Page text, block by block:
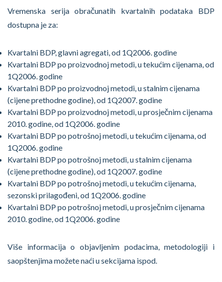
Vremenska serija obračunatih kvartalnih podataka BDP
dostupna je za:
Kvartalni BDP, glavni agregati, od 1Q2006. godine
Kvartalni BDP po proizvodnoj metodi, u tekućim cijenama, od
1Q2006. godine
Kvartalni BDP po proizvodnoj metodi, u stalnim cijenama
(cijene prethodne godine), od 1Q2007. godine
Kvartalni BDP po proizvodnoj metodi, u prosječnim cijenama
2010. godine, od 1Q2006. godine
Kvartalni BDP po potrošnoj metodi, u tekućim cijenama, od
1Q2006. godine
Kvartalni BDP po potrošnoj metodi, u stalnim cijenama
(cijene prethodne godine), od 1Q2007. godine
Kvartalni BDP po potrošnoj metodi, u tekućim cijenama,
sezonski prilagođeni, od 1Q2006. godine
Kvartalni BDP po potrošnoj metodi, u prosječnim cijenama
2010. godine, od 1Q2006. godine
Više informacija o objavljenim podacima, metodologiji i
saopštenjima možete naći u sekcijama ispod.